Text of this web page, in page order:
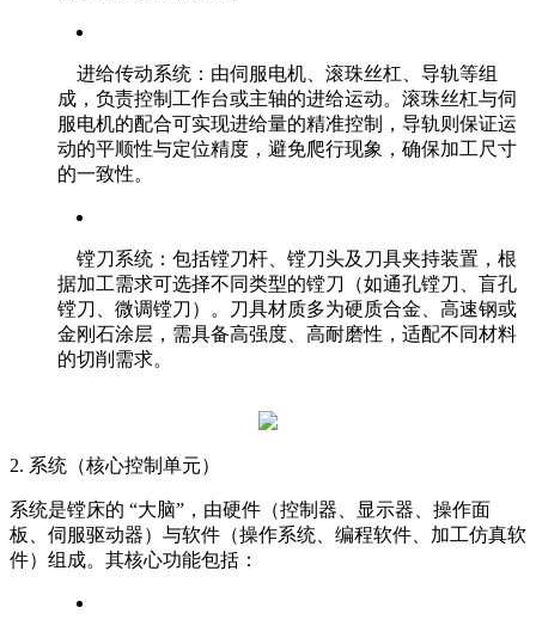
进给传动系统：由伺服电机、滚珠丝杠、导轨等组
成，负责控制工作台或主轴的进给运动。滚珠丝杠与伺
服电机的配合可实现进给量的精准控制，导轨则保证运
动的平顺性与定位精度，避免爬行现象，确保加工尺寸
的一致性。
镗刀系统：包括镗刀杆、镗刀头及刀具夹持装置，根
据加工需求可选择不同类型的镗刀（如通孔镗刀、盲孔
镗刀、微调镗刀）。刀具材质多为硬质合金、高速钢或
金刚石涂层，需具备高强度、高耐磨性，适配不同材料
的切削需求。
2. 系统（核心控制单元）
系统是镗床的 “大脑”，由硬件（控制器、显示器、操作面
板、伺服驱动器）与软件（操作系统、编程软件、加工仿真软
件）组成。其核心功能包括：